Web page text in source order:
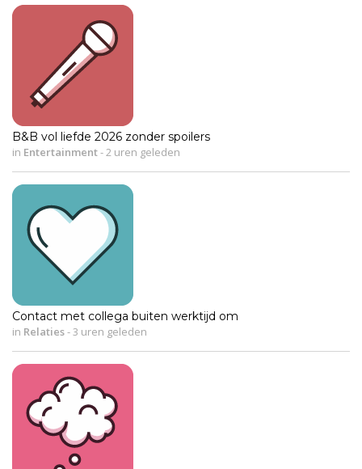
B&B vol liefde 2026 zonder spoilers
in Entertainment- 2 uren geleden
Contact met collega buiten werktijd om
in Relaties- 3 uren geleden